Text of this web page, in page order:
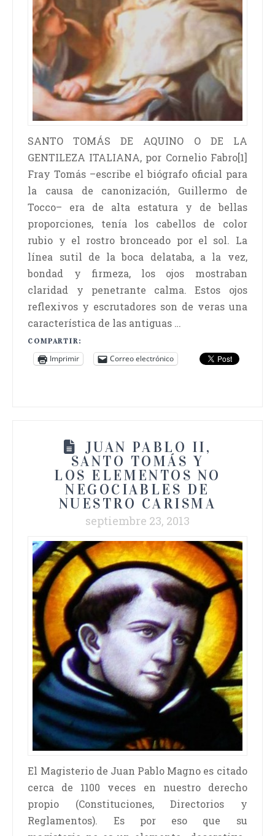
SANTO TOMÁS DE AQUINO O DE LA
GENTILEZA ITALIANA, por Cornelio Fabro[1]
Fray Tomás –escribe el biógrafo oficial para
la causa de canonización, Guillermo de
Tocco– era de alta estatura y de bellas
proporciones, tenía los cabellos de color
rubio y el rostro bronceado por el sol. La
línea sutil de la boca delataba, a la vez,
bondad y firmeza, los ojos mostraban
claridad y penetrante calma. Estos ojos
reflexivos y escrutadores son de veras una
característica de las antiguas …
COMPARTIR:
Imprimir Correo electrónico
JUAN PABLO II,
SANTO TOMÁS Y
LOS ELEMENTOS NO
NEGOCIABLES DE
NUESTRO CARISMA
septiembre 23, 2013
El Magisterio de Juan Pablo Magno es citado
cerca de 1100 veces en nuestro derecho
propio (Constituciones, Directorios y
Reglamentos). Es por eso que su